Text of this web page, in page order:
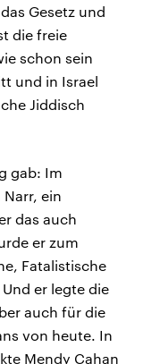
Gesetz und
die freie
schon sein
und in Israel
Jiddisch
gab: Im
ein
das auch
er zum
Fatalistische
er legte die
auch für die
von heute. In
Mendy Cahan